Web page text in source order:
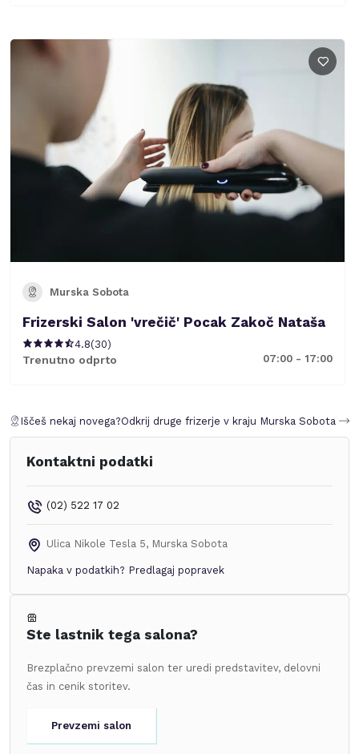
Murska Sobota
Frizerski Salon 'vrečič' Pocak Zakoč Nataša
4.8(30)
Trenutno odprto 07:00 - 17:00
Iščeš nekaj novega?Odkrij druge frizerje v kraju Murska Sobota
Kontaktni podatki
(02) 522 17 02
Ulica Nikole Tesla 5, Murska Sobota
Napaka v podatkih? Predlagaj popravek
Ste lastnik tega salona?
Brezplačno prevzemi salon ter uredi predstavitev, delovni
čas in cenik storitev.
Prevzemi salon